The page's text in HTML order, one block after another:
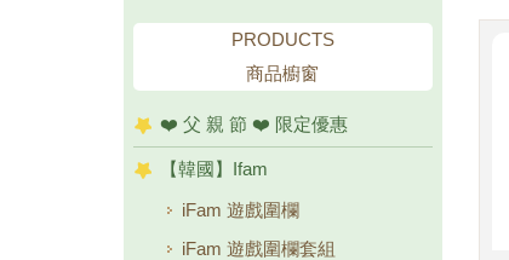
PRODUCTS
商品櫥窗
❤️ 父 親 節 ❤️ 限定優惠
【韓國】Ifam
iFam 遊戲圍欄
iFam 遊戲圍欄套組